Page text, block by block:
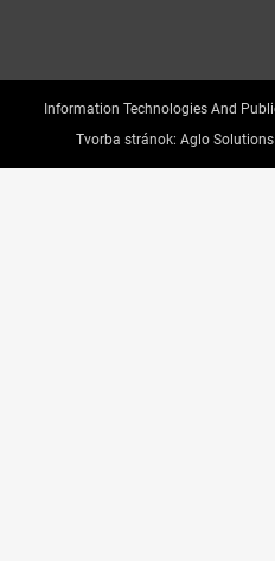
Information Technologies And
Tvorba stránok: Aglo Solutions |